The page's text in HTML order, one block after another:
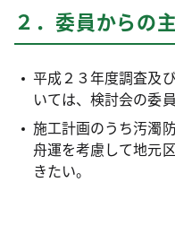
２．委員からの
平成２３年度調査及
いては、検討会の委
施工計画のうち汚濁
舟運を考慮して地元
きたい。